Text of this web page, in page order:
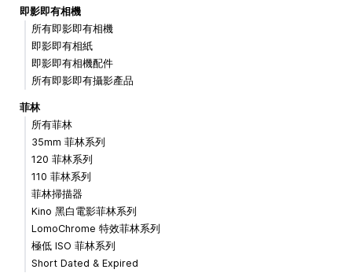
即影即有相機
所有即影即有相機
即影即有相紙
即影即有相機配件
所有即影即有攝影產品
菲林
所有菲林
35mm 菲林系列
120 菲林系列
110 菲林系列
菲林掃描器
Kino 黑白電影菲林系列
LomoChrome 特效菲林系列
極低 ISO 菲林系列
Short Dated & Expired